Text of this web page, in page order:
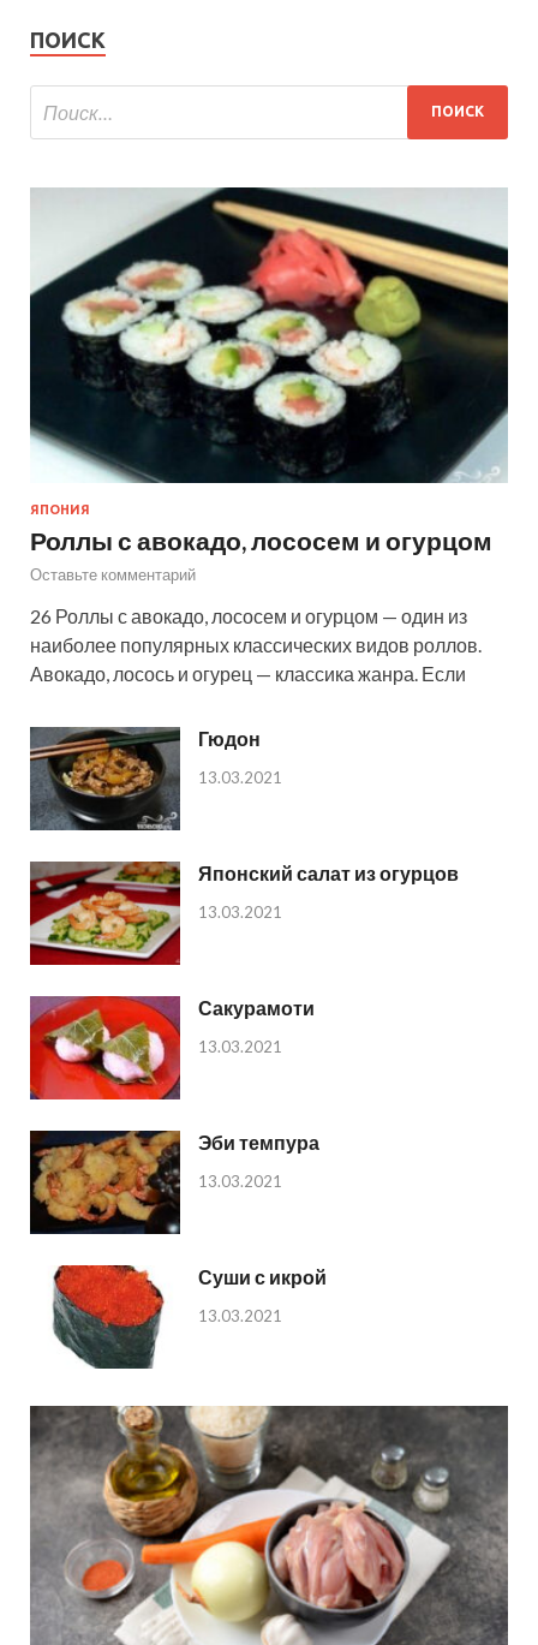
ПОИСК
ЯПОНИЯ
Роллы с авокадо, лососем и огурцом
Оставьте комментарий
26 Роллы с авокадо, лососем и огурцом — один из
наиболее популярных классических видов роллов.
Авокадо, лосось и огурец — классика жанра. Если
Гюдон
13.03.2021
Японский салат из огурцов
13.03.2021
Сакурамоти
13.03.2021
Эби темпура
13.03.2021
Суши с икрой
13.03.2021